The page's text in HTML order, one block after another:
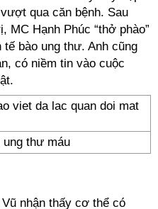
qua căn bệnh. Sau
MC Hạnh Phúc “thở phào”
bào ung thư. Anh cũng
có niềm tin vào cuộc
ung thư máu
nhận thấy cơ thể có